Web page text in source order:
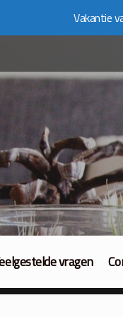
Vakantie
vragen